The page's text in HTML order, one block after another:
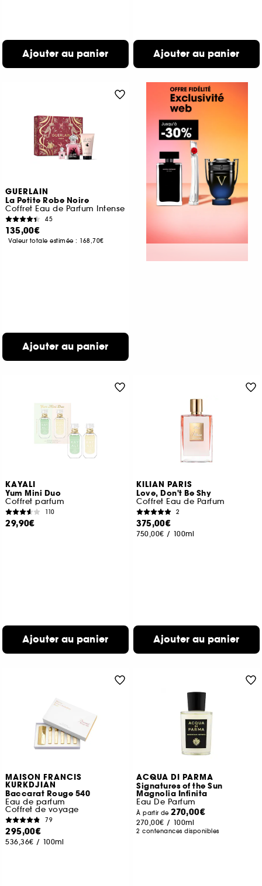
Ajouter au panier Ajouter au panier
GUERLAIN
La Petite Robe Noire
Coffret Eau de Parfum Intense
45
135,00€
Valeur totale estimée : 168,70€
Ajouter au panier
KAYALI
Yum Mini Duo
Coffret parfum
110
29,90€
Ajouter au panier
KILIAN PARIS
Love, Don't Be Shy
Coffret Eau de Parfum
2
375,00€
750,00€ / 100ml
Ajouter au panier
MAISON FRANCIS
KURKDJIAN
Baccarat Rouge 540
Eau de parfum
Coffret de voyage
79
295,00€
536,36€ / 100ml
ACQUA DI PARMA
Signatures of the Sun
Magnolia Infinita
Eau De Parfum
À partir de270,00€
270,00€ / 100ml
2 contenances disponibles